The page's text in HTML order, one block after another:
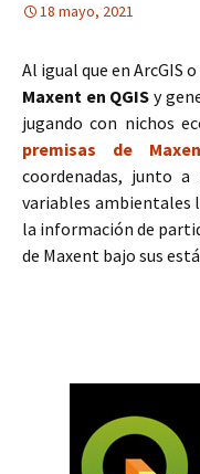
18 mayo, 2021
Al igual que en ArcGIS
Maxent en QGIS y
jugando con nichos
premisas de
coordenadas, junto
variables ambientales
la información de
de Maxent bajo sus